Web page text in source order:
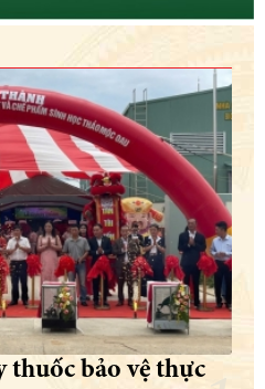
thuốc bảo vệ thực